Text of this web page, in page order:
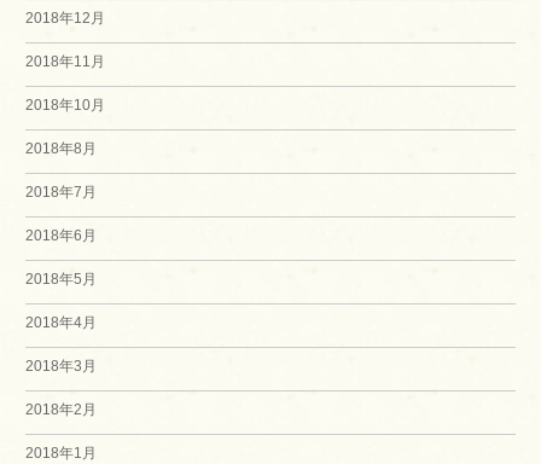
2018年12月
2018年11月
2018年10月
2018年8月
2018年7月
2018年6月
2018年5月
2018年4月
2018年3月
2018年2月
2018年1月